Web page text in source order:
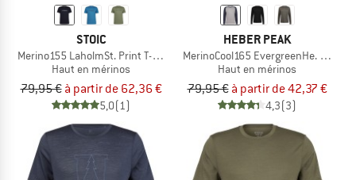
STOIC
Merino155 LaholmSt. Print T-Shirt Ridge
Haut en mérinos
79,95 € à partir de 62,36 €
5,0(1)
HEBER PEAK
MerinoCool165 EvergreenHe. L/S
Haut en mérinos
79,95 € à partir de 42,37 €
4,3(3)